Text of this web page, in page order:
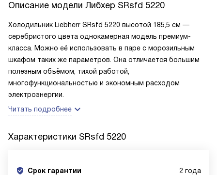
Описание модели Либхер SRsfd 5220
Холодильник Liebherr SRsfd 5220 высотой 185,5 см —
серебристого цвета однокамерная модель премиум-
класса. Можно её использовать в паре с морозильным
шкафом таких же параметров. Она отличается большим
полезным объёмом, тихой работой,
многофункциональностью и экономным расходом
электроэнергии.
Читать подробнее
Характеристики SRsfd 5220
Срок гарантии 2 года